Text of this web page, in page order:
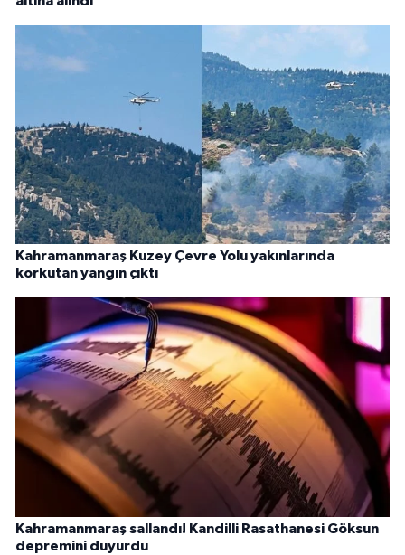
Kahramanmaraş Kuzey Çevre Yolu yakınlarında
korkutan yangın çıktı
Kahramanmaraş sallandı! Kandilli Rasathanesi Göksun
depremini duyurdu